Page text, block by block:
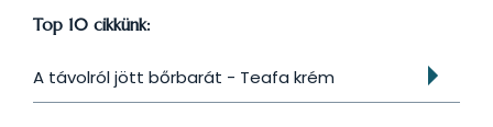
Top 10 cikkünk:
A távolról jött bőrbarát - Teafa krém